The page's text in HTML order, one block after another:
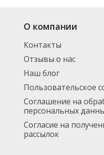
выбор: в наличии
(от 3000 рублей -
О компании
Контакты
Отзывы о нас
Наш блог
Пользовательское
Соглашение на
персональных
Согласие на
рассылок